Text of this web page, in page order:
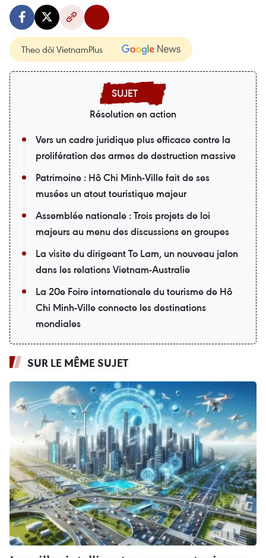
Theo dõi VietnamPlus
Résolution en action
Vers un cadre juridique plus efficace contre la
prolifération des armes de destruction massive
Patrimoine : Hô Chi Minh-Ville fait de ses
musées un atout touristique majeur
Assemblée nationale : Trois projets de loi
majeurs au menu des discussions en groupes
La visite du dirigeant To Lam, un nouveau jalon
dans les relations Vietnam-Australie
La 20e Foire internationale du tourisme de Hô
Chi Minh-Ville connecte les destinations
mondiales
SUR LE MÊME SUJET